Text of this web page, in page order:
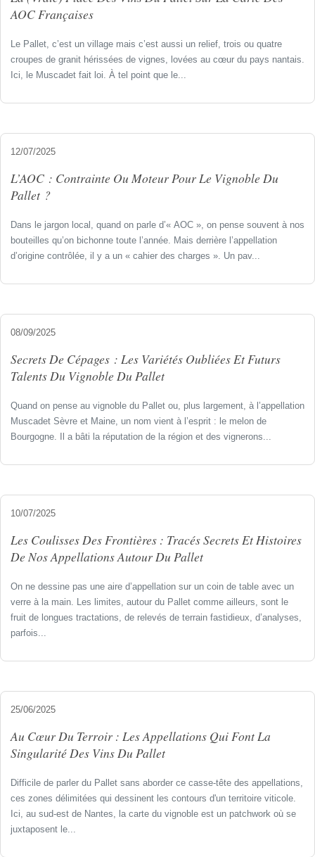
AOC Françaises
Le Pallet, c’est un village mais c’est aussi un relief, trois ou quatre
croupes de granit hérissées de vignes, lovées au cœur du pays nantais.
Ici, le Muscadet fait loi. À tel point que le...
12/07/2025
L’AOC : Contrainte Ou Moteur Pour Le Vignoble Du
Pallet ?
Dans le jargon local, quand on parle d’« AOC », on pense souvent à nos
bouteilles qu’on bichonne toute l’année. Mais derrière l’appellation
d’origine contrôlée, il y a un « cahier des charges ». Un pav...
08/09/2025
Secrets De Cépages : Les Variétés Oubliées Et Futurs
Talents Du Vignoble Du Pallet
Quand on pense au vignoble du Pallet ou, plus largement, à l’appellation
Muscadet Sèvre et Maine, un nom vient à l’esprit : le melon de
Bourgogne. Il a bâti la réputation de la région et des vignerons...
10/07/2025
Les Coulisses Des Frontières : Tracés Secrets Et Histoires
De Nos Appellations Autour Du Pallet
On ne dessine pas une aire d’appellation sur un coin de table avec un
verre à la main. Les limites, autour du Pallet comme ailleurs, sont le
fruit de longues tractations, de relevés de terrain fastidieux, d’analyses,
parfois...
25/06/2025
Au Cœur Du Terroir : Les Appellations Qui Font La
Singularité Des Vins Du Pallet
Difficile de parler du Pallet sans aborder ce casse-tête des appellations,
ces zones délimitées qui dessinent les contours d'un territoire viticole.
Ici, au sud-est de Nantes, la carte du vignoble est un patchwork où se
juxtaposent le...